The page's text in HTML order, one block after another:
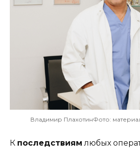
Владимир ПлахотинФото:
К последствиям любых